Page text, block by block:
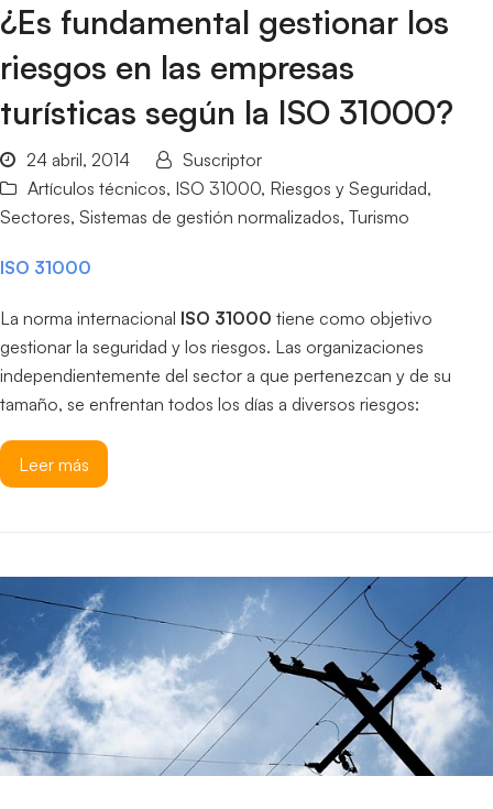
¿Es fundamental gestionar los
riesgos en las empresas
turísticas según la ISO 31000?
24 abril, 2014
Suscriptor
Artículos técnicos, ISO 31000, Riesgos y Seguridad,
Sectores, Sistemas de gestión normalizados, Turismo
ISO 31000
La norma internacional ISO 31000 tiene como objetivo
gestionar la seguridad y los riesgos. Las organizaciones
independientemente del sector a que pertenezcan y de su
tamaño, se enfrentan todos los días a diversos riesgos:
Leer más